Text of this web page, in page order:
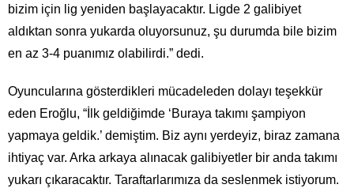
bizim için lig yeniden başlayacaktır. Ligde 2 galibiyet
aldıktan sonra yukarda oluyorsunuz, şu durumda bile bizim
en az 3-4 puanımız olabilirdi.” dedi.
Oyuncularına gösterdikleri mücadeleden dolayı teşekkür
eden Eroğlu, “İlk geldiğimde ‘Buraya takımı şampiyon
yapmaya geldik.’ demiştim. Biz aynı yerdeyiz, biraz zamana
ihtiyaç var. Arka arkaya alınacak galibiyetler bir anda takımı
yukarı çıkaracaktır. Taraftarlarımıza da seslenmek istiyorum.